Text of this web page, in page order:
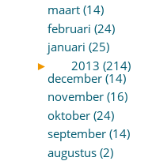
maart (14)
februari (24)
januari (25)
►
2013 (214)
december (14)
november (16)
oktober (24)
september (14)
augustus (2)